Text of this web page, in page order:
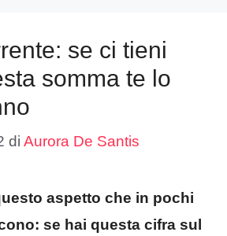
se ci tieni
somma te lo
di Aurora De Santis
aspetto che in pochi
se hai questa cifra sul